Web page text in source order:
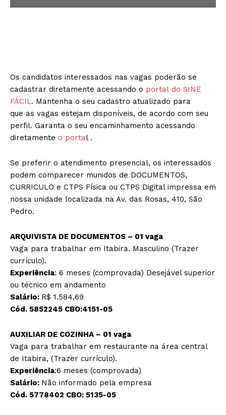
Os candidatos interessados nas vagas poderão se
cadastrar diretamente acessando o portal do SINE
FÁCIL. Mantenha o seu cadastro atualizado para
que as vagas estejam disponíveis, de acordo com seu
perfil. Garanta o seu encaminhamento acessando
diretamente o portal .
Se preferir o atendimento presencial, os interessados
podem comparecer munidos de DOCUMENTOS,
CURRICULO e CTPS Física ou CTPS Digital impressa em
nossa unidade localizada na Av. das Rosas, 410, São
Pedro.
ARQUIVISTA DE DOCUMENTOS – 01 vaga
Vaga para trabalhar em Itabira. Masculino (Trazer
currículo).
Experiência: 6 meses (comprovada) Desejável superior
ou técnico em andamento
Salário: R$ 1.584,69
Cód. 5852245 CBO:4151-05
AUXILIAR DE COZINHA – 01 vaga
Vaga para trabalhar em restaurante na área central
de Itabira, (Trazer currículo).
Experiência:6 meses (comprovada)
Salário: Não informado pela empresa
Cód. 5778402 CBO: 5135-05